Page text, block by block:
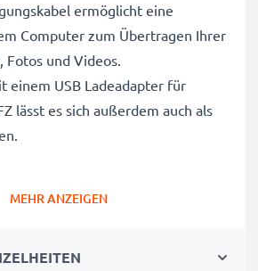
ermöglicht eine
Computer zum Übertragen Ihrer
und Videos.
einem USB Ladeadapter für
lässt es sich außerdem auch als
- Ladestecker für alle Geräte
MEHR ANZEIGEN